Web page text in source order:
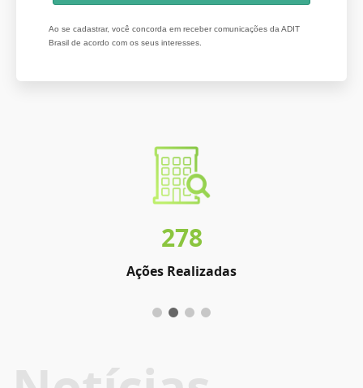
Ao se cadastrar, você concorda em receber comunicações da ADIT
Brasil de acordo com os seus interesses.
278
Ações Realizadas